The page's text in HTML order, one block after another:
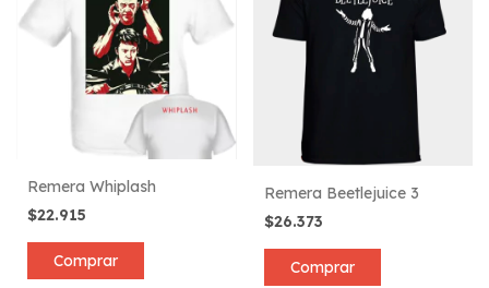
Remera Whiplash
$22.915
Comprar
Remera Beetlejuice 3
$26.373
Comprar